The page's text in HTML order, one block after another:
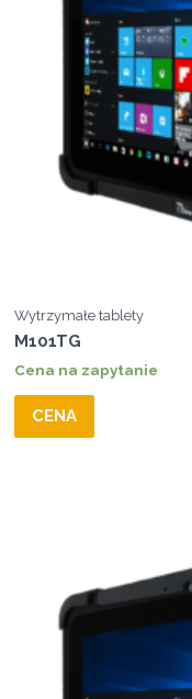
Wytrzymałe tablety
M101TG
Cena na zapytanie
CENA